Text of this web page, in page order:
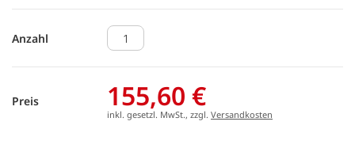
Anzahl
Preis 155,60 €
inkl. gesetzl. MwSt., zzgl. Versandkosten